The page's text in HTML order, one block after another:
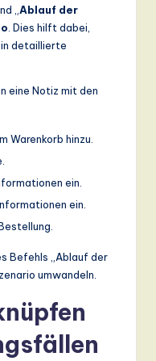
„ Ablauf der
. Dies hilft dabei,
detaillierte
eine Notiz mit den
Warenkorb hinzu.
ein.
ein.
Befehls „Ablauf der
umwandeln.